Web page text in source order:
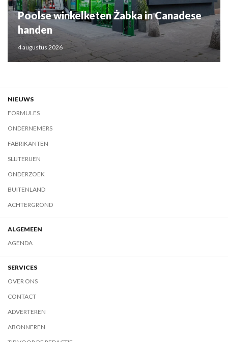
Poolse winkelketen Żabka in Canadese
handen
4 augustus 2026
NIEUWS
FORMULES
ONDERNEMERS
FABRIKANTEN
SLIJTERIJEN
ONDERZOEK
BUITENLAND
ACHTERGROND
ALGEMEEN
AGENDA
SERVICES
OVER ONS
CONTACT
ADVERTEREN
ABONNEREN